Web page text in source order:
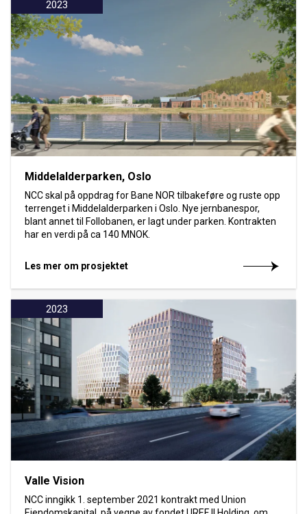
2023
Middelalderparken, Oslo
NCC skal på oppdrag for Bane NOR tilbakeføre og ruste opp
terrenget i Middelalderparken i Oslo. Nye jernbanespor,
blant annet til Follobanen, er lagt under parken. Kontrakten
har en verdi på ca 140 MNOK.
Les mer om prosjektet
2023
Valle Vision
NCC inngikk 1. september 2021 kontrakt med Union